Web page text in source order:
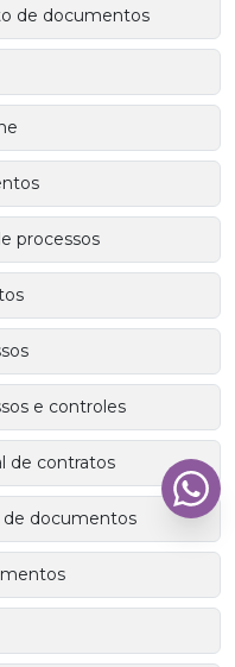
de documentos
processos
e controles
de contratos
de documentos